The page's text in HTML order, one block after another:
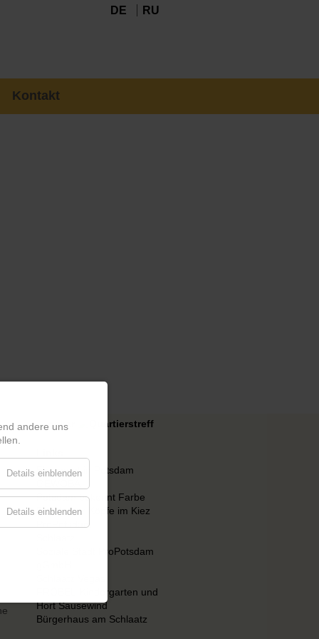
DE RU
Kontakt
Ehrenamt in Potsdam
Potsdam bekennt Farbe
Potsdamer Köpfe im Kiez
ProPotsdam
Soziale Stadt ProPotsdam
FRÖBEL-Kindergarten und
Hort Sausewind
Bürgerhaus am Schlaatz
andere uns
Details einblenden
Details einblenden